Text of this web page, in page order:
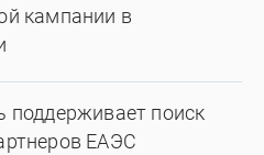
кампании в
поддерживает поиск
ЕАЭС